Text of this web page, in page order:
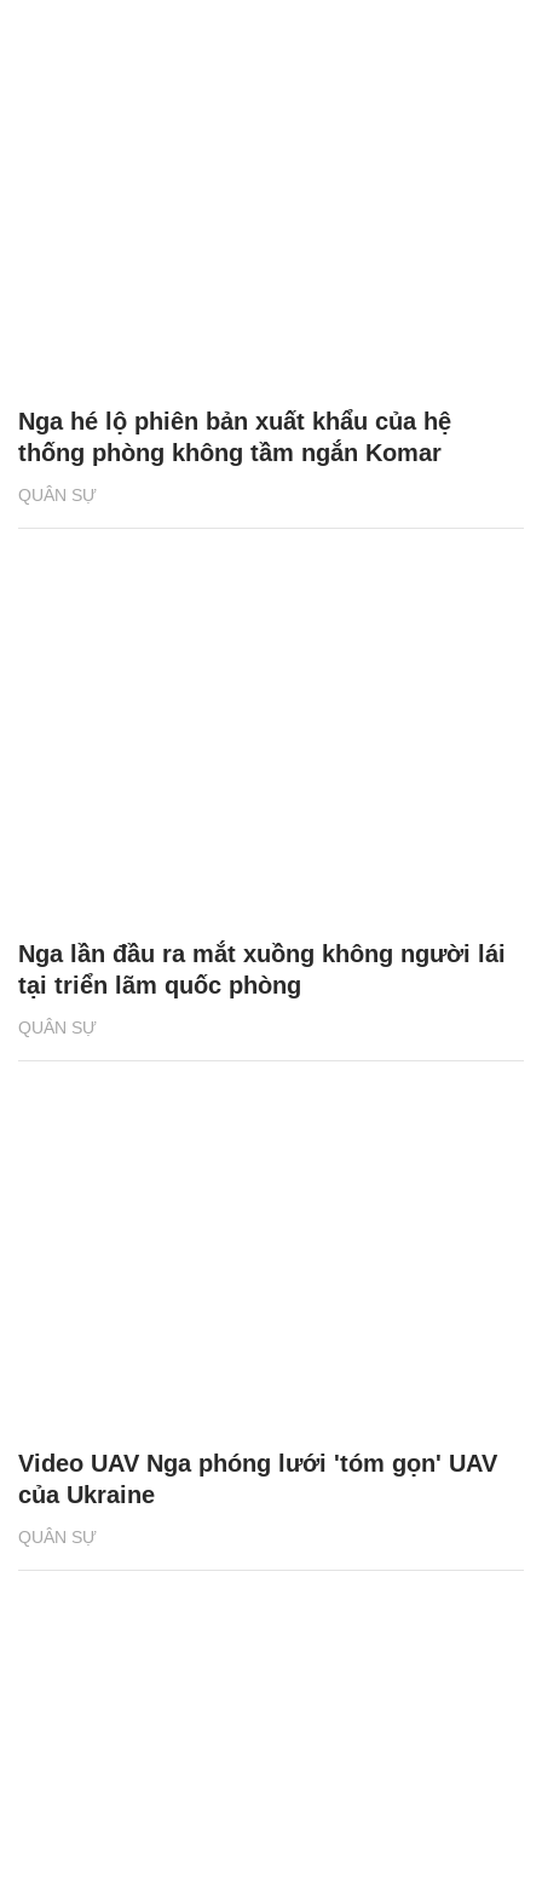
QUÂN SỰ
Nga hé lộ phiên bản xuất khẩu của hệ
thống phòng không tầm ngắn Komar
QUÂN SỰ
Nga lần đầu ra mắt xuồng không người lái
tại triển lãm quốc phòng
QUÂN SỰ
Video UAV Nga phóng lưới 'tóm gọn' UAV
của Ukraine